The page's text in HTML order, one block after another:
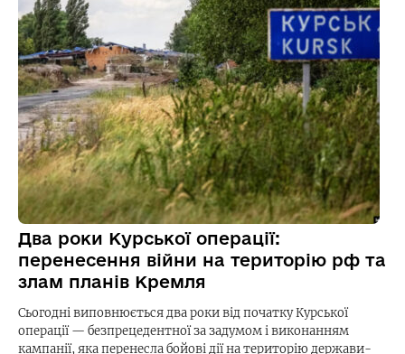
Два роки Курської операції:
перенесення війни на територію рф та
злам планів Кремля
Сьогодні виповнюється два роки від початку Курської
операції — безпрецедентної за задумом і виконанням
кампанії, яка перенесла бойові дії на територію держави-